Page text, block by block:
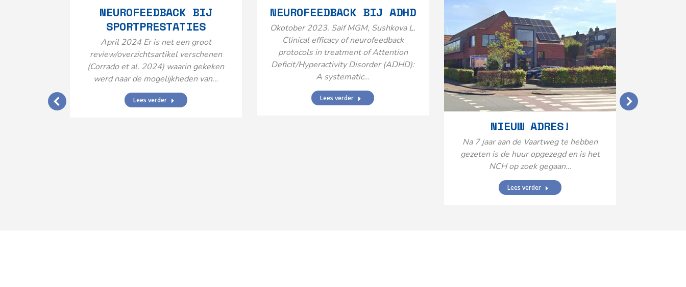
NEUROFEEDBACK BIJ
SPORTPRESTATIES
April 2024 Er is net een groot
review/overzichtsartikel verschenen
(Corrado et al. 2024) waarin gekeken
werd naar de mogelijkheden van…
Lees verder
NEUROFEEDBACK BIJ ADHD
Okotober 2023. Saif MGM, Sushkova L.
Clinical efficacy of neurofeedback
protocols in treatment of Attention
Deficit/Hyperactivity Disorder (ADHD):
A systematic…
Lees verder
NIEUW ADRES!
Na 7 jaar aan de Vaartweg te hebben
gezeten is de huur opgezegd en is het
NCH op zoek gegaan…
Lees verder